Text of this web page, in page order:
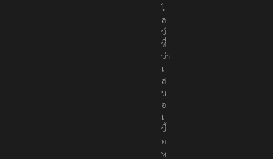
ไ
ล
น์
ที่
นำ
เ
ส
น
อ
เ
นื้
อ
ห